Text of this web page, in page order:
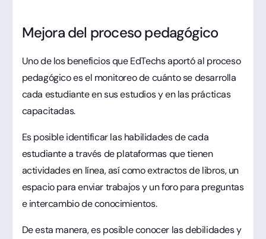
Mejora del proceso pedagógico
Uno de los beneficios que EdTechs aportó al proceso
pedagógico es el monitoreo de cuánto se desarrolla
cada estudiante en sus estudios y en las prácticas
capacitadas.
Es posible identificar las habilidades de cada
estudiante a través de plataformas que tienen
actividades en línea, así como extractos de libros, un
espacio para enviar trabajos y un foro para preguntas
e intercambio de conocimientos.
De esta manera, es posible conocer las debilidades y